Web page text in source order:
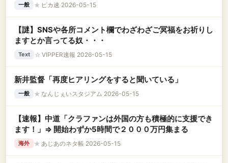
一般 ★ ピカ速 2026-05-15
【謎】SNSや各所コメント欄でわざわざご冥福をお祈りし
ますとか言ってる奴・・・
Text ☆ VIPPER速報 2026-05-15
新井監督「再度ヒアリングをすると聞いている」
一般 ★ なんじぇいスタジアム 2026-05-15
【速報】中道「クラファンは外国の方も積極的に支援でき
ます！」⇒ 開始わずか5時間で２０００万円集まる
海外 ★ あじあのネタ帳 2026-05-15